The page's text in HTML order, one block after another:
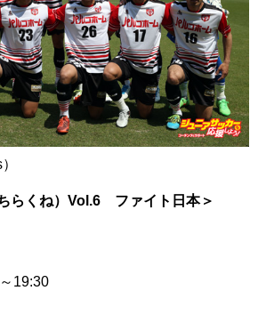
らくね）Vol.6 ファイト日本＞
19:30